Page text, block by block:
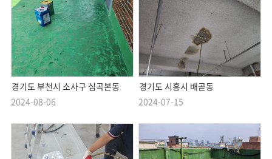
경기도 부천시 소사구 심곡본동
2024-08-06
경기도 시흥시 배곧동
2024-07-15